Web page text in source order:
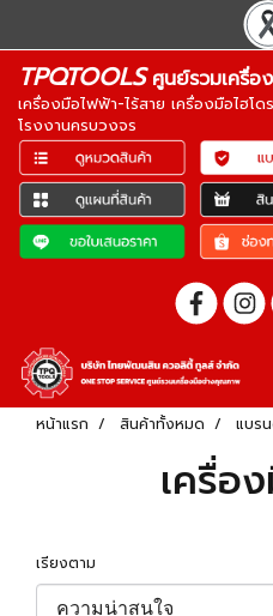
TPQTOOLSศูนย์รวมเครื่อ
เครื่องมือไฟฟ้า-ไร้สาย เครื่องมือไฮ
โรงงานครบวงจร
หน้าแรก สินค้าทั้งหมด แบร
เครื่อ
เรียงตาม